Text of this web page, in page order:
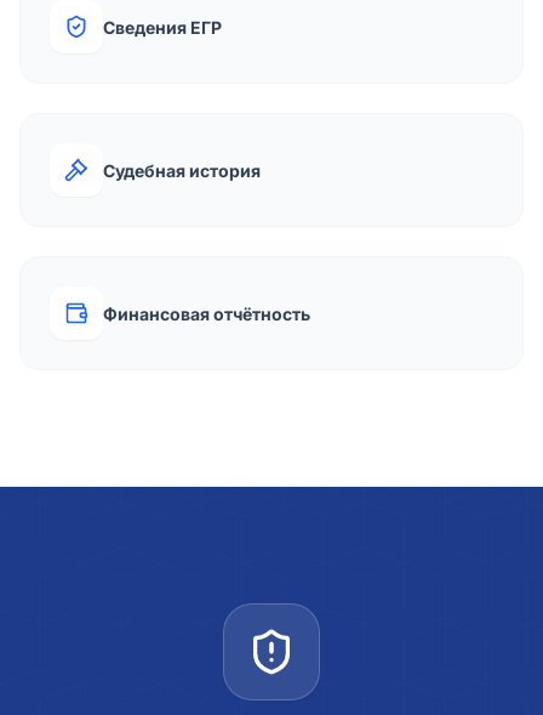
Сведения ЕГР
Судебная история
Финансовая отчётность